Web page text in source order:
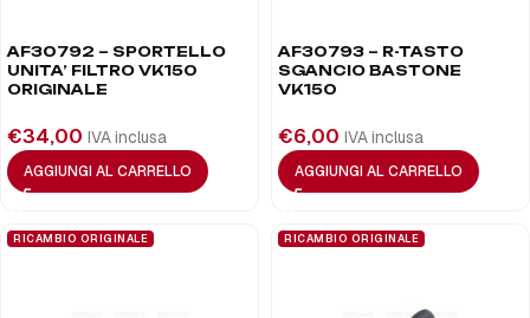
AF30792 – SPORTELLO
UNITA’ FILTRO VK150
ORIGINALE
€34,00 IVA inclusa
AGGIUNGI AL CARRELLO
AF30793 – R-TASTO
SGANCIO BASTONE
VK150
€6,00 IVA inclusa
AGGIUNGI AL CARRELLO
RICAMBIO ORIGINALE RICAMBIO ORIGINALE